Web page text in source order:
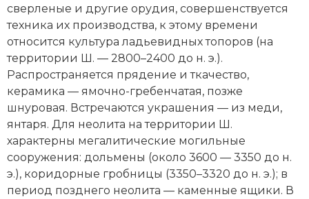
сверленые и другие орудия, совершенствуется
техника их производства, к этому времени
относится культура ладьевидных топоров (на
территории Ш. — 2800–2400 до н. э.).
Распространяется прядение и ткачество,
керамика — ямочно-гребенчатая, позже
шнуровая. Встречаются украшения — из меди,
янтаря. Для неолита на территории Ш.
характерны мегалитические могильные
сооружения: дольмены (около 3600 — 3350 до н.
э.), коридорные гробницы (3350–3320 до н. э.); в
период позднего нео­лита — каменные ящики. В